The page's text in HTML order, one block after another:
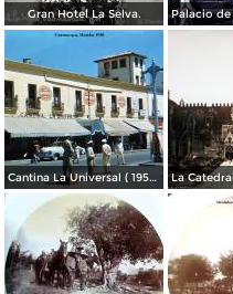
Gran Hotel La Selva.
Cantina La Universal ( 1950 ).